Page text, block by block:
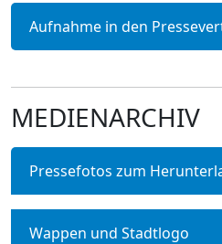
Aufnahme in den
MEDIENARCHIV
Pressefotos zum
Wappen und Stadtlogo